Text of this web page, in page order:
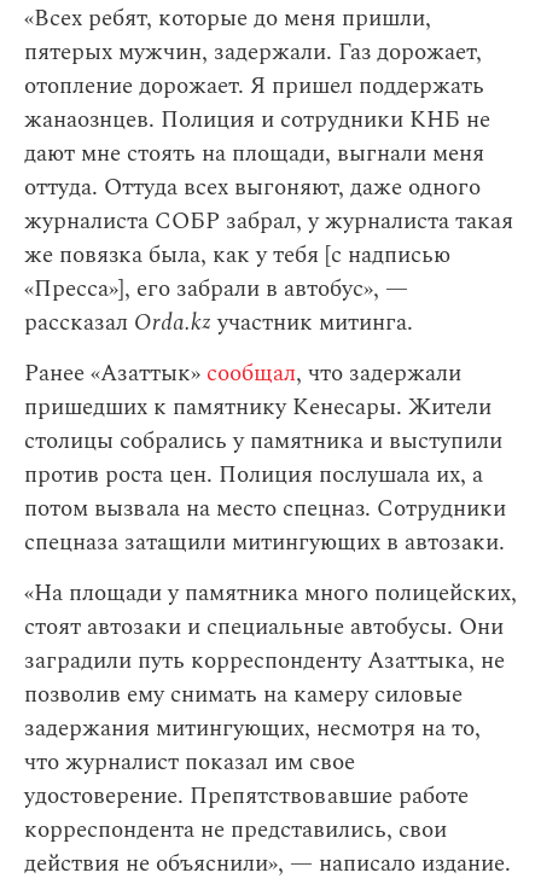
«Всех ребят, которые до меня пришли,
пятерых мужчин, задержали. Газ дорожает,
отопление дорожает. Я пришел поддержать
жанаознцев. Полиция и сотрудники КНБ не
дают мне стоять на площади, выгнали меня
оттуда. Оттуда всех выгоняют, даже одного
журналиста СОБР забрал, у журналиста такая
же повязка была, как у тебя [с надписью
«Пресса»], его забрали в автобус», —
рассказал Orda.kzучастник митинга.
Ранее «Азаттык» сообщал, что задержали
пришедших к памятнику Кенесары. Жители
столицы собрались у памятника и выступили
против роста цен. Полиция послушала их, а
потом вызвала на место спецназ. Сотрудники
спецназа затащили митингующих в автозаки.
«На площади у памятника много полицейских,
стоят автозаки и специальные автобусы. Они
заградили путь корреспонденту Азаттыка, не
позволив ему снимать на камеру силовые
задержания митингующих, несмотря на то,
что журналист показал им свое
удостоверение. Препятствовавшие работе
корреспондента не представились, свои
действия не объяснили», — написало издание.